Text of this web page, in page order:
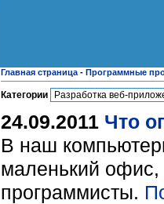
Главная страница - Программные
Категории
24.09.2011 Что
В наш
маленький офис,
программисты.